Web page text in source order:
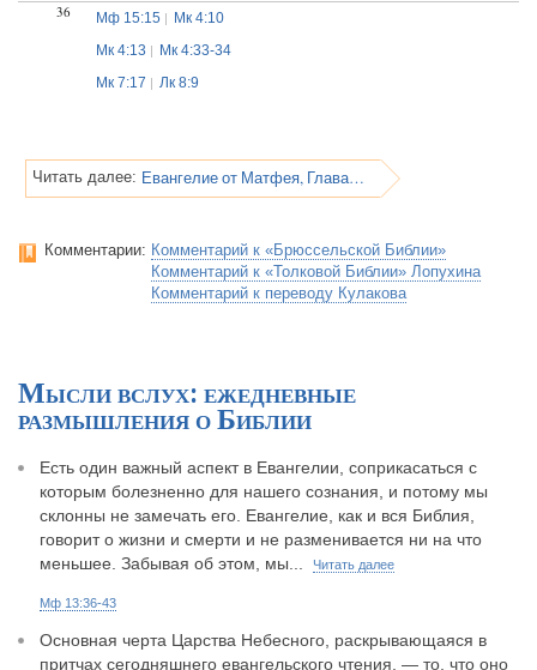
36 Мф 15:15
Мк 4:10
Мк 4:13
Мк 4:33-34
Мк 7:17
Лк 8:9
Читать далее: Евангелие от Матфея, Глава 13
Комментарии: Комментарий к «Брюссельской Библии»
Комментарий к «Толковой Библии» Лопухина
Комментарий к переводу Кулакова
Мысли вслух: ежедневные
размышления о Библии
Есть один важный аспект в Евангелии, соприкасаться с
которым болезненно для нашего сознания, и потому мы
склонны не замечать его. Евангелие, как и вся Библия,
говорит о жизни и смерти и не разменивается ни на что
меньшее. Забывая об этом, мы...
Читать далее
Мф 13:36-43
Основная черта Царства Небесного, раскрывающаяся в
притчах сегодняшнего евангельского чтения, — то, что оно